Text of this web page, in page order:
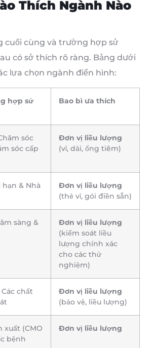
Thích Ngành Nào
cuối cùng và trường hợp sử
có sở thích rõ ràng. Bảng dưới
lựa chọn ngành điển hình:
hợp sử
Bao bì ưa thích
sóc
sóc cấp
Đơn vị liều lượng
(vỉ, dải, ống tiêm)
hạn & Nhà
Đơn vị liều lượng
(thẻ vỉ, gói điền sẵn)
sàng &
Đơn vị liều lượng
(kiểm soát liều
lượng chính xác
cho các thử
nghiệm)
chất
Đơn vị liều lượng
(bảo vệ, liều lượng)
xuất (CMO
bệnh
Đơn vị liều lượng